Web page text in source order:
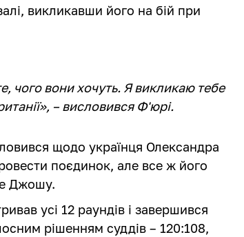
викликавши його на бій при
чого вони хочуть. Я викликаю тебе
– висловився Ф'юрі.
щодо українця Олександра
поєдинок, але все ж його
Джошу.
усі 12 раундів і завершився
рішенням суддів – 120:108,